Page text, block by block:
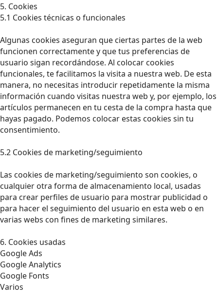
5. Cookies
5.1 Cookies técnicas o funcionales
Algunas cookies aseguran que ciertas partes de la web
funcionen correctamente y que tus preferencias de
usuario sigan recordándose. Al colocar cookies
funcionales, te facilitamos la visita a nuestra web. De esta
manera, no necesitas introducir repetidamente la misma
información cuando visitas nuestra web y, por ejemplo, los
artículos permanecen en tu cesta de la compra hasta que
hayas pagado. Podemos colocar estas cookies sin tu
consentimiento.
5.2 Cookies de marketing/seguimiento
Las cookies de marketing/seguimiento son cookies, o
cualquier otra forma de almacenamiento local, usadas
para crear perfiles de usuario para mostrar publicidad o
para hacer el seguimiento del usuario en esta web o en
varias webs con fines de marketing similares.
6. Cookies usadas
Google Ads
Google Analytics
Google Fonts
Varios